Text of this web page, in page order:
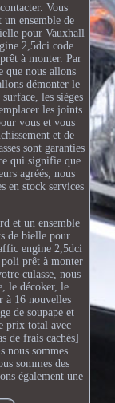
Vous
ensemble de
pour Vauxhall
2,5dci code
à monter. Par
que nous allons
démonter le
les sièges
les joints
vous et vous
et de
sont garanties
qui signifie que
agréés, nous
en stock services
et un ensemble
de bielle pour
engine 2,5dci
prêt à monter
culasse, nous
le décoker, le
à 16 nouvelles
de soupape et
prix total avec
de frais cachés]
nous sommes
sommes des
également une